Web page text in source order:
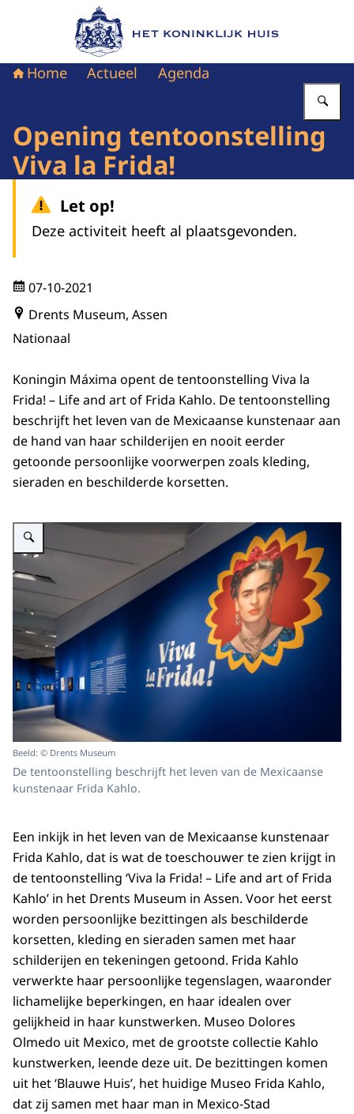
Naar de homepage van Het Koninklijk Huis
Home Actueel Agenda
Opening tentoonstelling
Viva la Frida!
Let op!
Deze activiteit heeft al plaatsgevonden.
07-10-2021
Drents Museum, Assen
Nationaal
Koningin Máxima opent de tentoonstelling Viva la
Frida! – Life and art of Frida Kahlo. De tentoonstelling
beschrijft het leven van de Mexicaanse kunstenaar aan
de hand van haar schilderijen en nooit eerder
getoonde persoonlijke voorwerpen zoals kleding,
sieraden en beschilderde korsetten.
Vergroot afbeelding Koningin Máxima opent de tentoonstelling 'Viva la
Beeld: © Drents Museum
De tentoonstelling beschrijft het leven van de Mexicaanse
kunstenaar Frida Kahlo.
Een inkijk in het leven van de Mexicaanse kunstenaar
Frida Kahlo, dat is wat de toeschouwer te zien krijgt in
de tentoonstelling ‘Viva la Frida! – Life and art of Frida
Kahlo’ in het Drents Museum in Assen. Voor het eerst
worden persoonlijke bezittingen als beschilderde
korsetten, kleding en sieraden samen met haar
schilderijen en tekeningen getoond. Frida Kahlo
verwerkte haar persoonlijke tegenslagen, waaronder
lichamelijke beperkingen, en haar idealen over
gelijkheid in haar kunstwerken. Museo Dolores
Olmedo uit Mexico, met de grootste collectie Kahlo
kunstwerken, leende deze uit. De bezittingen komen
uit het ‘Blauwe Huis’, het huidige Museo Frida Kahlo,
dat zij samen met haar man in Mexico-Stad